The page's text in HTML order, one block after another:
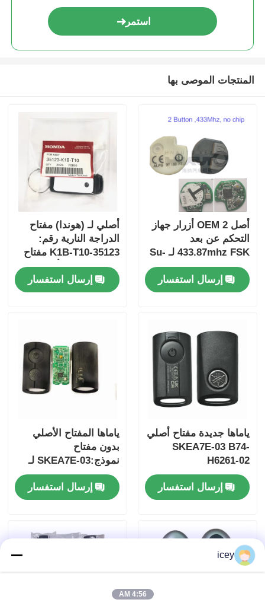
استمر
المنتجات الموصى بها
أصل OEM 2 أزرار جهاز
التحكم عن بعد
433.87mhz FSK لـ Su-
zuki Jim-ny 2005-2017
بدون رقاقة 37182-A7
فقط التحكم للجملة
إرسال استفسار
أصلي لـ (هوندا) مفتاح
الدراجة النارية رقم:
35123-K1B-T10 مفتاح
سيارة ذو ثلاثة أزرار
إرسال استفسار
ياماها جديدة مفتاح أصلي
SKEA7E-03 B74-
H6261-02
إرسال استفسار
ياماها المفتاح الأصلي
بدون مفتاح
نموذج:SKEA7E-03 لـ
Yamaha Smart
Remote Key B74-
H6261-02/662F-
إرسال استفسار
icey
4:56 AM